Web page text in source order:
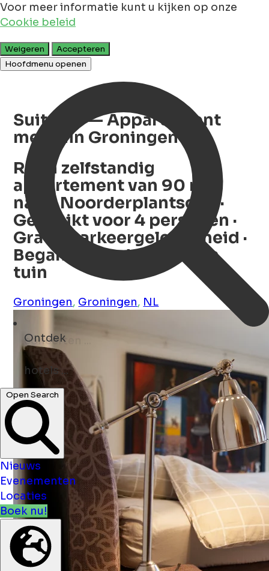
Voor meer informatie kunt u kijken op onze
Cookie beleid
Weigeren
Accepteren
Hoofdmenu openen
Ontdek
kunst ...
Open Search
Evenementen
Locaties
Boek nu!
Nederlands
Suite 30 — Appartement
met tuin Groningen
Ruim zelfstandig
appartement van 90 m²
nabij Noorderplantsoen ·
Geschikt voor 4 personen ·
Gratis parkeergelegenheid ·
Begane grond met eigen
tuin
Groningen, Groningen, NL